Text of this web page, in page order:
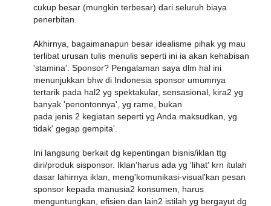
cukup besar (mungkin terbesar) dari seluruh biaya
penerbitan.
Akhirnya, bagaimanapun besar idealisme pihak yg mau
terlibat urusan tulis menulis seperti ini ia akan kehabisan
'stamina'. Sponsor? Pengalaman saya dlm hal ini
menunjukkan bhw di Indonesia sponsor umumnya
tertarik pada hal2 yg spektakular, sensasional, kira2 yg
banyak 'penontonnya', yg rame, bukan
pada jenis 2 kegiatan seperti yg Anda maksudkan, yg
tidak' gegap gempita'.
Ini langsung berkait dg kepentingan bisnis/iklan ttg
diri/produk sisponsor. Iklan'harus ada yg 'lihat' krn itulah
dasar lahirnya iklan, meng'komunikasi-visual'kan pesan
sponsor kepada manusia2 konsumen, harus
menguntungkan, efisien dan lain2 istilah yg bergayut dg